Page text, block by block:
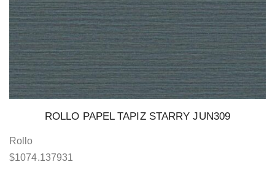
ROLLO PAPEL TAPIZ STARRY JUN309
Rollo
$1074.137931